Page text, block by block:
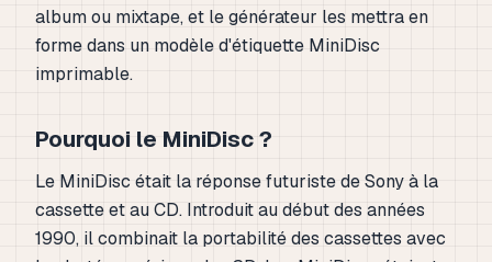
album ou mixtape, et le générateur les mettra en
forme dans un modèle d'étiquette MiniDisc
imprimable.
Pourquoi le MiniDisc ?
Le MiniDisc était la réponse futuriste de Sony à la
cassette et au CD. Introduit au début des années
1990, il combinait la portabilité des cassettes avec